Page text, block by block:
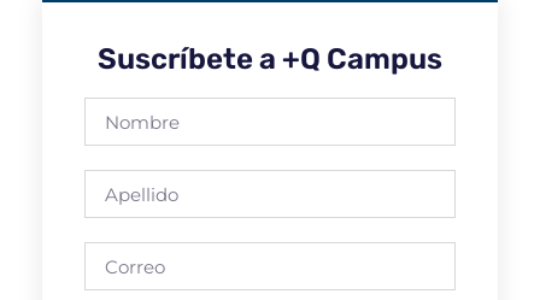
Suscríbete a +Q Campus